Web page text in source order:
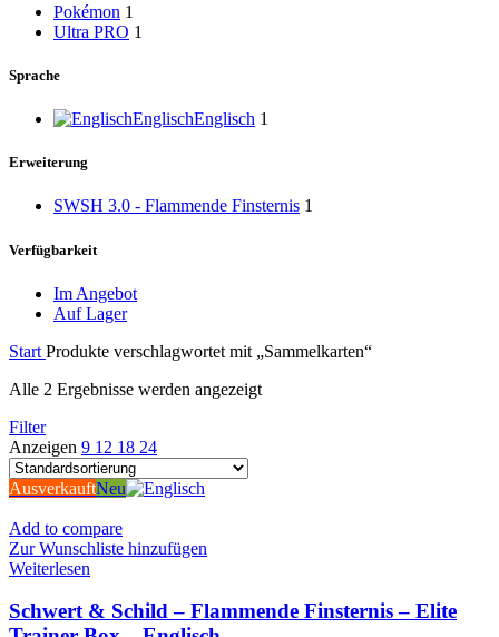
Pokémon 1
Ultra PRO 1
Sprache
EnglischEnglisch 1
Erweiterung
SWSH 3.0 - Flammende Finsternis 1
Verfügbarkeit
Im Angebot
Auf Lager
Start Produkte verschlagwortet mit „Sammelkarten“
Alle 2 Ergebnisse werden angezeigt
Filter
Anzeigen 9 12 18 24
AusverkauftNeu
Add to compare
Zur Wunschliste hinzufügen
Weiterlesen
Schwert & Schild – Flammende Finsternis – Elite